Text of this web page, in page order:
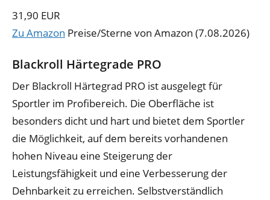
31,90 EUR
Zu Amazon Preise/Sterne von Amazon (7.08.2026)
Blackroll Härtegrade PRO
Der Blackroll Härtegrad PRO ist ausgelegt für
Sportler im Profibereich. Die Oberfläche ist
besonders dicht und hart und bietet dem Sportler
die Möglichkeit, auf dem bereits vorhandenen
hohen Niveau eine Steigerung der
Leistungsfähigkeit und eine Verbesserung der
Dehnbarkeit zu erreichen. Selbstverständlich